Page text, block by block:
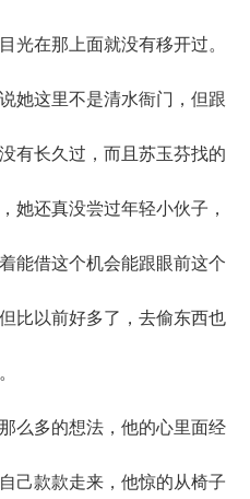
光在那上面就没有移开过。
这里不是清水衙门，但跟
有长久过，而且苏玉芬找的
她还真没尝过年轻小伙子，
能借这个机会能跟眼前这个
比以前好多了，去偷东西也
多的想法，他的心里面经
己款款走来，他惊的从椅子